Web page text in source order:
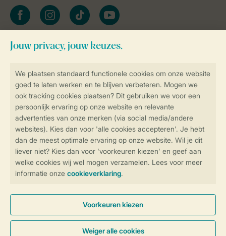
Controle over jouw gegevens &
Instellingen wijzigen
Veilig en snel online boeken
Veilige gegevensoverdracht
Veilige betaling
facebookinstagramtiktok youtube
Blijf op de hoogte